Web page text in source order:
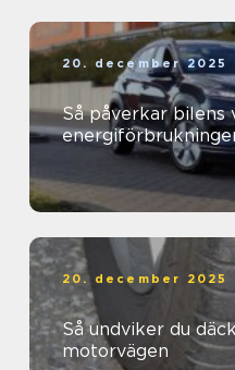
20. december 2025
Så påverkar bilens
20. december 2025
Så undviker du
motorvägen